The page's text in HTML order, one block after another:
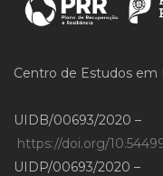
Centro de Estudos em
UIDB/00693/2020 –
https://doi.org/
UIDP/00693/2020 –